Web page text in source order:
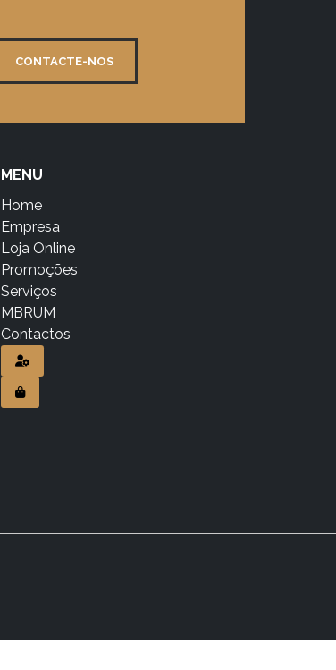
CONTACTE-NOS
MENU
Home
Empresa
Loja Online
Promoções
Serviços
MBRUM
Contactos